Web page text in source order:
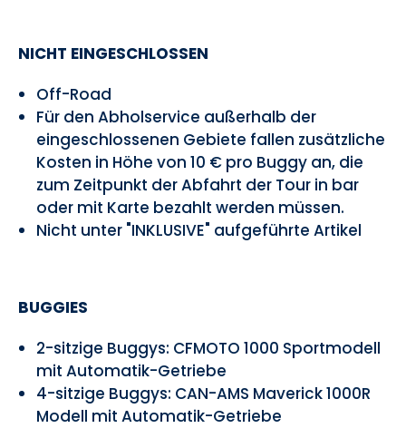
NICHT EINGESCHLOSSEN
Off-Road
Für den Abholservice außerhalb der
eingeschlossenen Gebiete fallen zusätzliche
Kosten in Höhe von 10 € pro Buggy an, die
zum Zeitpunkt der Abfahrt der Tour in bar
oder mit Karte bezahlt werden müssen.
Nicht unter "INKLUSIVE" aufgeführte Artikel
BUGGIES
2-sitzige Buggys: CFMOTO 1000 Sportmodell
mit Automatik-Getriebe
4-sitzige Buggys: CAN-AMS Maverick 1000R
Modell mit Automatik-Getriebe